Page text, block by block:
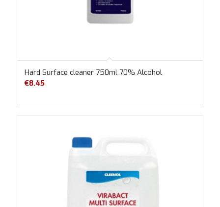
Hard Surface cleaner 750ml 70% Alcohol
€8.45